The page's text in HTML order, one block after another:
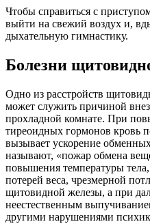
Чтобы справиться с
выйти на свежий воздух и,
дыхательную гимнастику.
Болезни
Одно из расстройств
может служить причиной
прохладной комнате. При
тиреоидных гормонов кровь
вызывает ускорение
называют, «пожар обмена
повышения температуры тела,
потерей веса, чрезмерной
щитовидной железы, а при
неестественным
другими нарушениями